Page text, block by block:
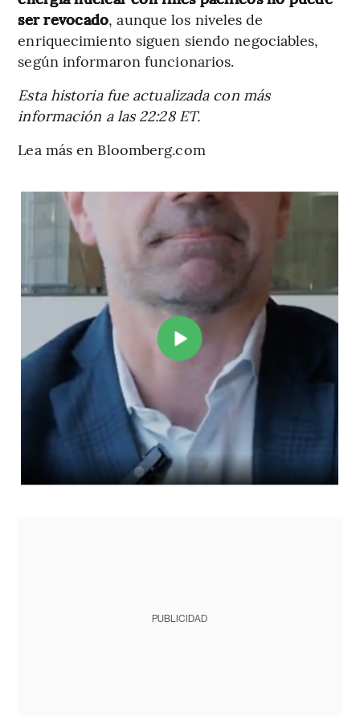
ser revocado, aunque los niveles de
enriquecimiento siguen siendo negociables,
según informaron funcionarios.
Esta historia fue actualizada con más
información a las 22:28 ET.
Lea más en Bloomberg.com
PUBLICIDAD